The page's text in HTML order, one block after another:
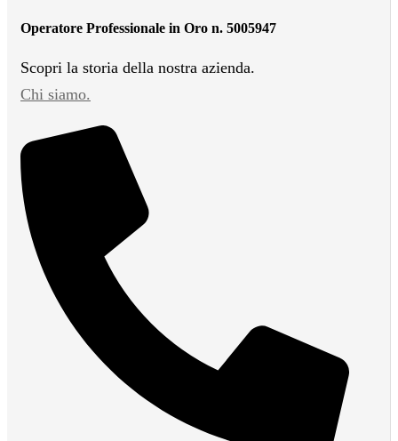
Operatore Professionale in Oro n. 5005947
Scopri la storia della nostra azienda.
Chi siamo.